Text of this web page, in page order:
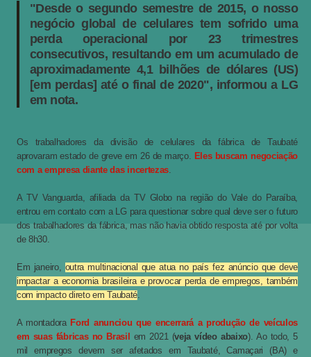
"Desde o segundo semestre de 2015, o nosso
negócio global de celulares tem sofrido uma
perda operacional por 23 trimestres
consecutivos, resultando em um acumulado de
aproximadamente 4,1 bilhões de dólares (US)
[em perdas] até o final de 2020", informou a LG
em nota.
Os trabalhadores da divisão de celulares da fábrica de Taubaté
aprovaram estado de greve em 26 de março.
Eles buscam negociação
com a empresa diante das incertezas
A TV Vanguarda, afiliada da TV Globo na região do Vale do Paraíba,
entrou em contato com a LG para questionar sobre qual deve ser o futuro
dos trabalhadores da fábrica, mas não havia obtido resposta até por volta
de 8h30.
Em janeiro, outra multinacional que atua no país fez anúncio que deve
impactar a economia brasileira e provocar perda de empregos, também
com impacto direto em Taubaté.
A montadoraFord anunciou que encerrará a produção de veículos
em suas fábricas no Brasil
em 2021 (veja vídeo abaixo). Ao todo, 5
mil empregos devem ser afetados em Taubaté, Camaçari (BA) e